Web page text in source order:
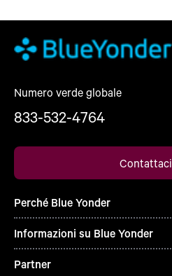
Numero verde globale
833-532-4764
Contattaci
Perché Blue Yonder
Informazioni su Blue Yonder
Partner